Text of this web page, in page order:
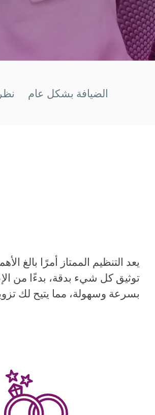
الضيافة بشكل عام
يعد التنظيم الممتاز أمرًا بالغ
توثيق كل شيء بدقة، بدءًا من
بسرعة وسهولة، مما يتيح لك